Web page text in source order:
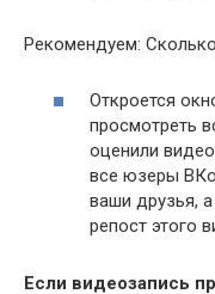
Рекомендуем:
Откроется
просмотреть
оценили
все юзеры
ваши друзья,
репост этого
Если видеозапись